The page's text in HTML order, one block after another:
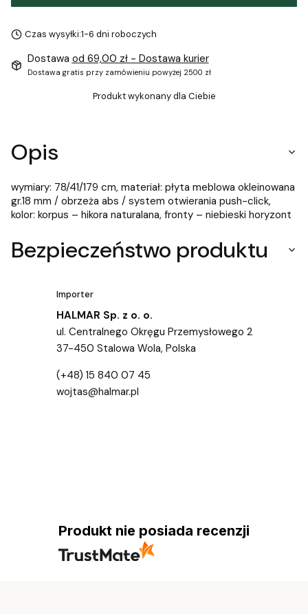
Czas wysyłki:1-6 dni roboczych
Dostawa od 69,00 zł - Dostawa kurier
Dostawa gratis przy zamówieniu powyżej 2500 zł
Produkt wykonany dla Ciebie
Opis
wymiary: 78/41/179 cm, materiał: płyta meblowa okleinowana
gr.18 mm / obrzeża abs / system otwierania push-click,
kolor: korpus – hikora naturalana, fronty – niebieski horyzont
Bezpieczeństwo produktu
Importer
HALMAR Sp. z o. o.
ul. Centralnego Okręgu Przemysłowego 2
37-450 Stalowa Wola, Polska
(+48) 15 840 07 45
wojtas@halmar.pl
Produkt nie posiada recenzji